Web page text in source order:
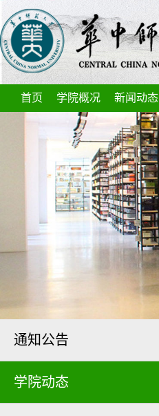
首页 学院概况 新闻动态
通知公告
学院动态